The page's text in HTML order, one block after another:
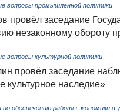
вопросы промышленной политики
провёл заседание
незаконному обороту
вопросы культурной политики
провёл заседание
культурное наследие»
обеспечению работы экономики в